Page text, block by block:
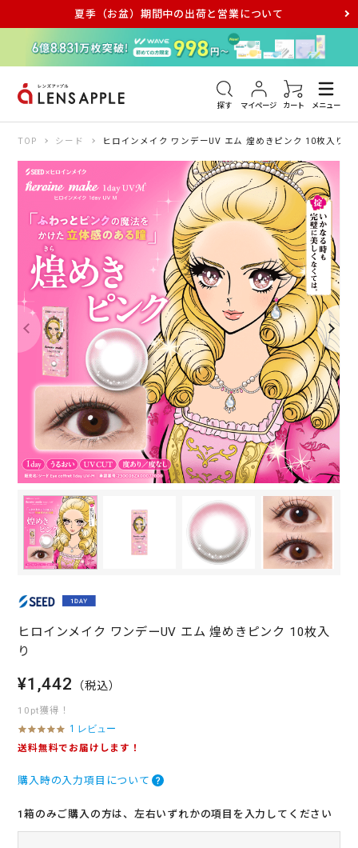
夏季（お盆）期間中の出荷と営業について
探す マイページ カート メニュー
アキュビュー メダリスト メガネ
TOP シード ヒロインメイク ワンデーUV エム 煌めきピンク 10枚入り
ヒロインメイク ワンデーUV エム 煌めきピンク 10枚入
り
¥1,442 （税込）
10pt獲得！
5
.
t
r
1 レビュー
送料無料でお届けします！
購入時の入力項目について
1箱のみご購入の方は、左右いずれかの項目を入力してください